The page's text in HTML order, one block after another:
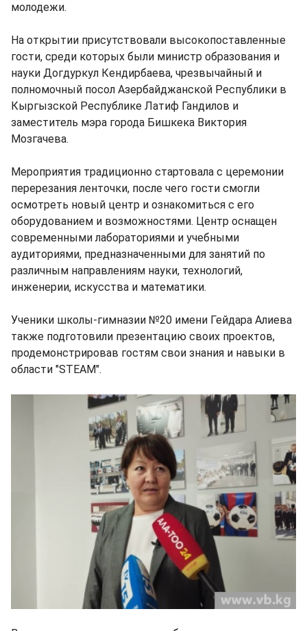
молодежи.
На открытии присутствовали высокопоставленные
гости, среди которых были министр образования и
науки Догдуркул Кендирбаева, чрезвычайный и
полномочный посол Азербайджанской Республики в
Кыргызской Республике Латиф Гандилов и
заместитель мэра города Бишкека Виктория
Мозгачева.
Мероприятия традиционно стартовала с церемонии
перерезания ленточки, после чего гости смогли
осмотреть новый центр и ознакомиться с его
оборудованием и возможностями. Центр оснащен
современными лабораториями и учебными
аудиториями, предназначенными для занятий по
различным направлениям науки, технологий,
инженерии, искусства и математики.
Ученики школы-гимназии №20 имени Гейдара Алиева
также подготовили презентацию своих проектов,
продемонстрировав гостям свои знания и навыки в
области "STEAM".